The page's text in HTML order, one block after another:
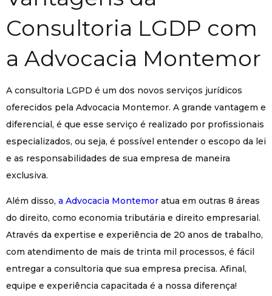
Consultoria LGDP com
a Advocacia Montemor
A consultoria LGPD é um dos novos serviços jurídicos
oferecidos pela Advocacia Montemor. A grande vantagem e
diferencial, é que esse serviço é realizado por profissionais
especializados, ou seja, é possível entender o escopo da lei
e as responsabilidades de sua empresa de maneira
exclusiva.
Além disso, a Advocacia Montemor atua em outras 8 áreas
do direito, como economia tributária e direito empresarial.
Através da expertise e experiência de 20 anos de trabalho,
com atendimento de mais de trinta mil processos, é fácil
entregar a consultoria que sua empresa precisa. Afinal,
equipe e experiência capacitada é a nossa diferença!